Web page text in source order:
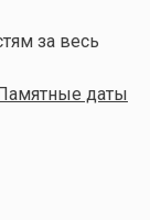
за весь
даты